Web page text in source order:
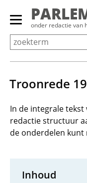
Overslaan
Primair
menu
tonen/verbergen
onder redactie van
Troonrede
In de integrale
redactie structuur
de onderdelen kunt
Inhoud